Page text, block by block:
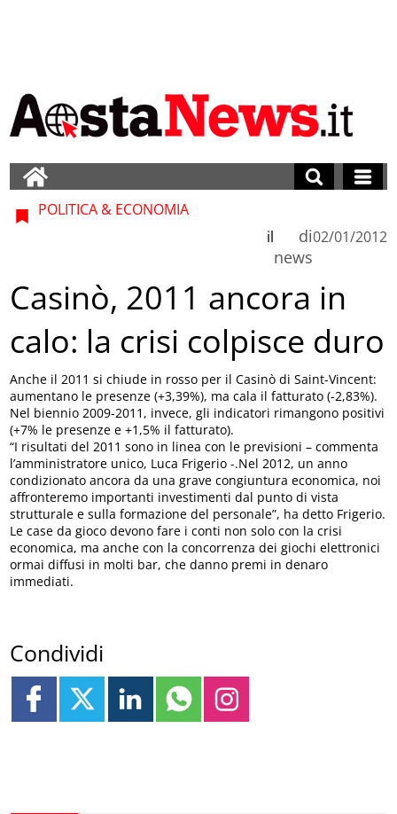
POLITICA & ECONOMIA
di
news
il 02/01/2012
Casinò, 2011 ancora in
calo: la crisi colpisce duro
Anche il 2011 si chiude in rosso per il Casinò di Saint-Vincent:
aumentano le presenze (+3,39%), ma cala il fatturato (-2,83%).
Nel biennio 2009-2011, invece, gli indicatori rimangono positivi
(+7% le presenze e +1,5% il fatturato).
“I risultati del 2011 sono in linea con le previsioni – commenta
l’amministratore unico, Luca Frigerio -.Nel 2012, un anno
condizionato ancora da una grave congiuntura economica, noi
affronteremo importanti investimenti dal punto di vista
strutturale e sulla formazione del personale”, ha detto Frigerio.
Le case da gioco devono fare i conti non solo con la crisi
economica, ma anche con la concorrenza dei giochi elettronici
ormai diffusi in molti bar, che danno premi in denaro
immediati.
Condividi